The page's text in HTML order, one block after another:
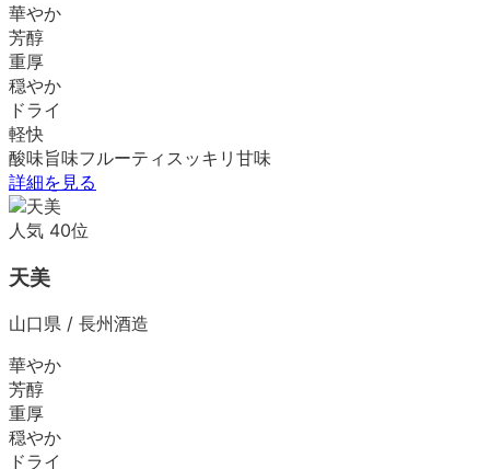
華やか
芳醇
重厚
穏やか
ドライ
軽快
酸味旨味フルーティ スッキリ 甘味
詳細を見る
人気 40位
天美
山口県 / 長州酒造
華やか
芳醇
重厚
穏やか
ドライ